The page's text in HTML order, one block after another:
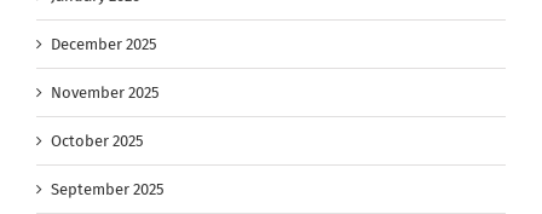
December 2025
November 2025
October 2025
September 2025